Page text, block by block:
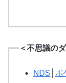
＜不思議の
NDS
ポ